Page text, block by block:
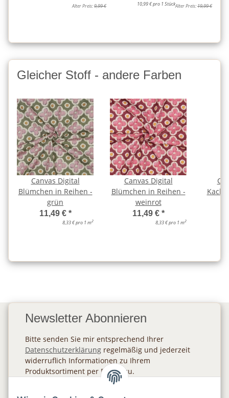
Alter Preis:9,99 € 10,99 € pro 1 StückAlter Preis:19,99 €
Gleicher Stoff - andere Farben
Canvas Digital
Blümchen in Reihen -
grün
11,49 € *
8,33 € pro 1 m2
Canvas Digital
Blümchen in Reihen -
weinrot
11,49 € *
8,33 € pro 1 m2
Newsletter Abonnieren
Bitte senden Sie mir entsprechend Ihrer
Datenschutzerklärung regelmäßig und jederzeit
widerruflich Informationen zu Ihrem
Produktsortiment per E-Mail zu.